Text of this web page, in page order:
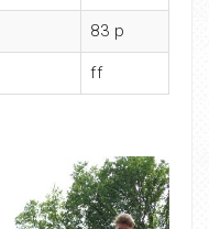
83 p
ff